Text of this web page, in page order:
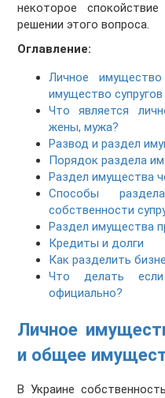
некоторое
решении этого вопроса.
Оглавление:
Личное
имущество супругов
Что является
жены, мужа?
Развод и раздел
Порядок раздела
Раздел имущества
Способы
собственности
Раздел имущества
Кредиты и долги
Как разделить
Что делать
официально?
Личное
и общее
В Украине